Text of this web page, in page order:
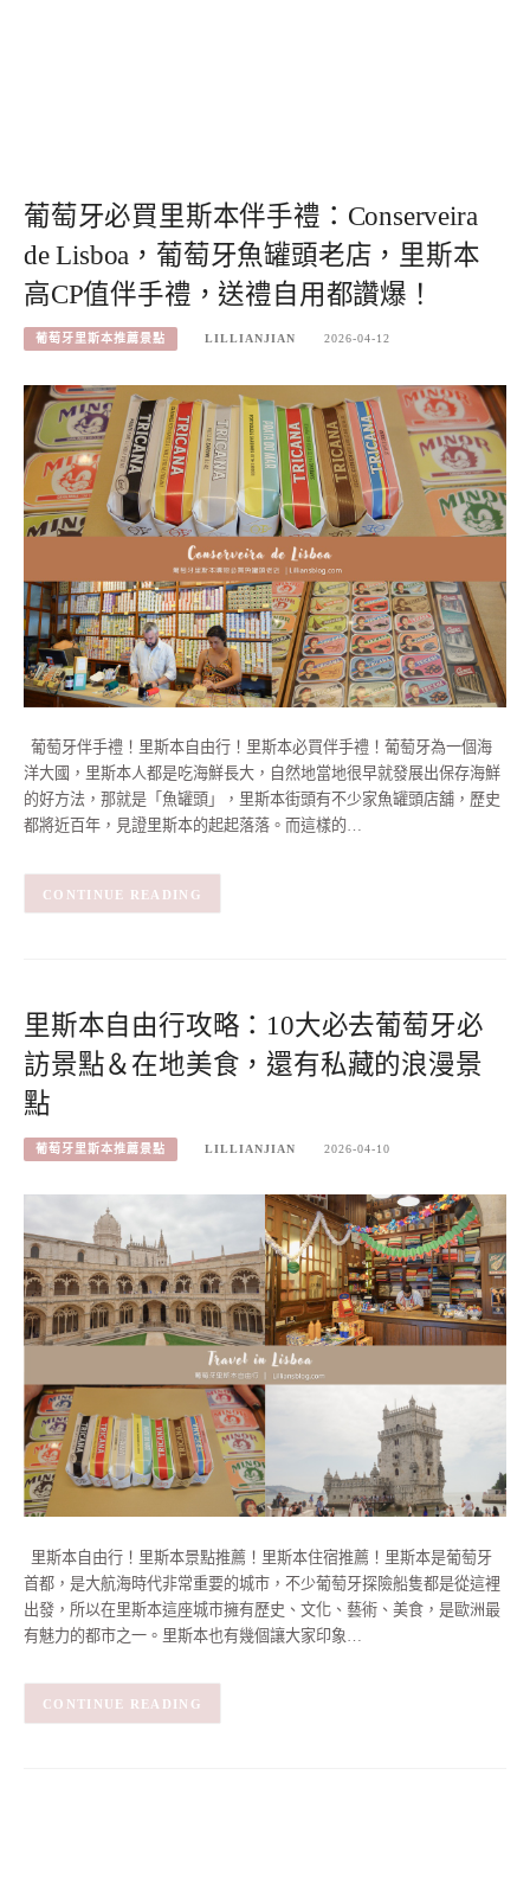
葡萄牙必買里斯本伴手禮：Conserveira
de Lisboa，葡萄牙魚罐頭老店，里斯本
高CP值伴手禮，送禮自用都讚爆！
葡萄牙里斯本推薦景點 LILLIANJIAN 2026-04-12
葡萄牙伴手禮！里斯本自由行！里斯本必買伴手禮！葡萄牙為一個海
洋大國，里斯本人都是吃海鮮長大，自然地當地很早就發展出保存海鮮
的好方法，那就是「魚罐頭」，里斯本街頭有不少家魚罐頭店舖，歷史
都將近百年，見證里斯本的起起落落。而這樣的…
CONTINUE READING
里斯本自由行攻略：10大必去葡萄牙必
訪景點＆在地美食，還有私藏的浪漫景
點
葡萄牙里斯本推薦景點 LILLIANJIAN 2026-04-10
里斯本自由行！里斯本景點推薦！里斯本住宿推薦！里斯本是葡萄牙
首都，是大航海時代非常重要的城市，不少葡萄牙探險船隻都是從這裡
出發，所以在里斯本這座城市擁有歷史、文化、藝術、美食，是歐洲最
有魅力的都市之一。里斯本也有幾個讓大家印象…
CONTINUE READING